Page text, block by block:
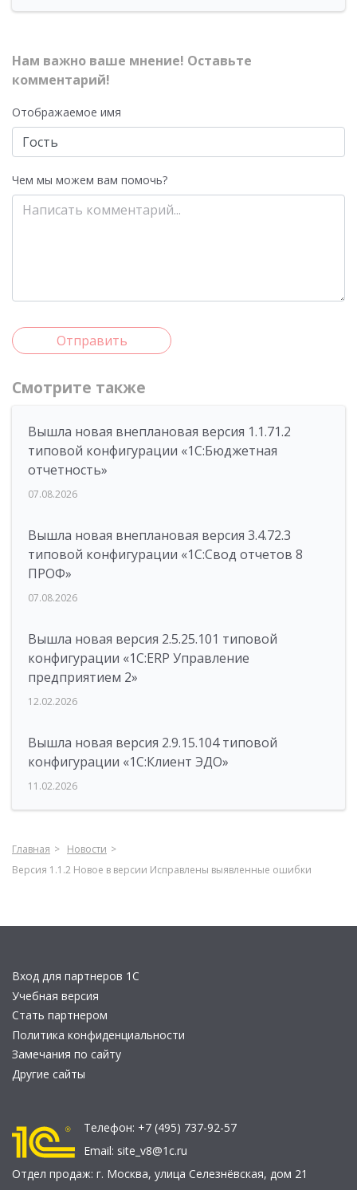
Нам важно ваше мнение! Оставьте
комментарий!
Отображаемое имя
Чем мы можем вам помочь?
Отправить
Смотрите также
Вышла новая внеплановая версия 1.1.71.2
типовой конфигурации «1C:Бюджетная
отчетность»
07.08.2026
Вышла новая внеплановая версия 3.4.72.3
типовой конфигурации «1C:Свод отчетов 8
ПРОФ»
07.08.2026
Вышла новая версия 2.5.25.101 типовой
конфигурации «1С:ERP Управление
предприятием 2»
12.02.2026
Вышла новая версия 2.9.15.104 типовой
конфигурации «1С:Клиент ЭДО»
11.02.2026
Главная
Новости
Версия 1.1.2 Новое в версии Исправлены выявленные ошибки
Вход для партнеров 1С
Учебная версия
Стать партнером
Политика конфиденциальности
Замечания по сайту
Другие сайты
Телефон: +7 (495) 737-92-57
Email: site_v8@1c.ru
Отдел продаж: г. Москва, улица Селезнёвская, дом 21